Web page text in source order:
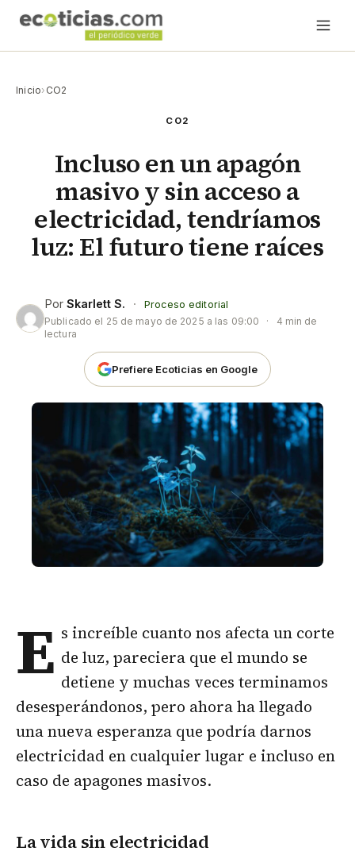
Inicio› CO2
CO2
Incluso en un apagón
masivo y sin acceso a
electricidad, tendríamos
luz: El futuro tiene raíces
Por Skarlett S. ·
Proceso editorial
Publicado el 25 de mayo de 2025 a las 09:00 ·
4 min de
lectura
Prefiere Ecoticias en Google
E s increíble cuanto nos afecta un corte
de luz, pareciera que el mundo se
detiene y muchas veces terminamos
desesperándonos, pero ahora ha llegado
una nueva esperanza que podría darnos
electricidad en cualquier lugar e incluso en
caso de apagones masivos.
La vida sin electricidad